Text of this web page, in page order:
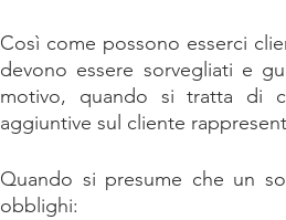
Così come possono esserci
devono essere sorvegliati e
motivo, quando si tratta di
aggiuntive sul cliente
Quando si presume che un
obblighi: